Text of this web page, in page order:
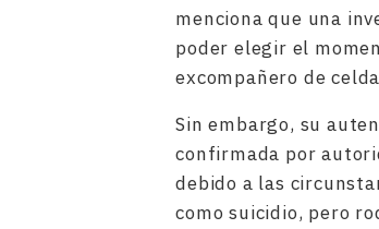
menciona que una
poder elegir el
excompañero de
Sin embargo, su
confirmada por
debido a las
como suicidio, pero